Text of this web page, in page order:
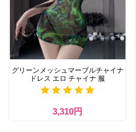
グリーンメッシュマーブルチャイナ
ドレス エロ チャイナ 服
3,310円